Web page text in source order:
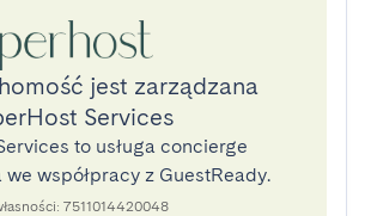
jest zarządzana
Services
to usługa concierge
współpracy z GuestReady.
7511014420048